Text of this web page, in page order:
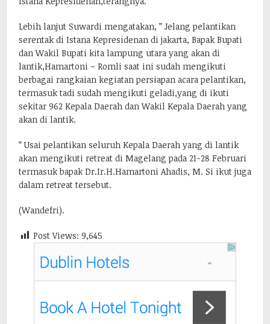
Lebih lanjut Suwardi mengatakan, ” Jelang pelantikan
serentak di Istana Kepresidenan di jakarta, Bapak Bupati
dan Wakil Bupati kita lampung utara yang akan di
lantik,Hamartoni – Romli saat ini sudah mengikuti
berbagai rangkaian kegiatan persiapan acara pelantikan,
termasuk tadi sudah mengikuti geladi,yang di ikuti
sekitar 962 Kepala Daerah dan Wakil Kepala Daerah yang
akan di lantik.
” Usai pelantikan seluruh Kepala Daerah yang di lantik
akan mengikuti retreat di Magelang pada 21-28 Februari
termasuk bapak Dr.Ir.H.Hamartoni Ahadis, M. Si ikut juga
dalam retreat tersebut.
(Wandefri).
Post Views: 9,645